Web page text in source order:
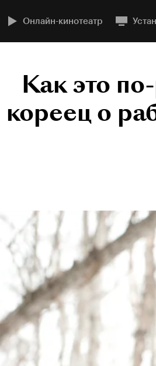
Онлайн-кинотеатр
Как это
кореец о